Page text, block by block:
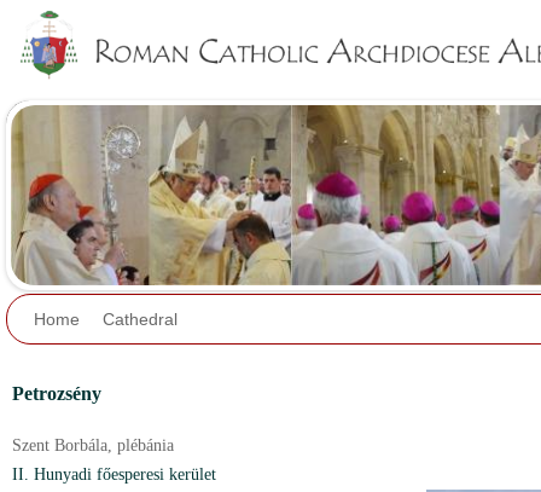
Home Cathedral
Petrozsény
Szent Borbála, plébánia
II. Hunyadi főesperesi kerület